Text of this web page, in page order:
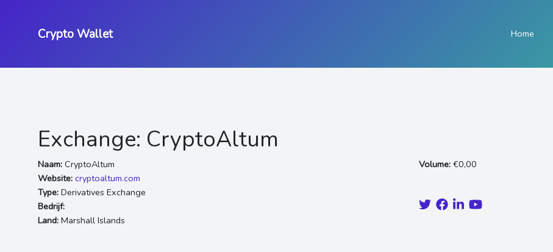
Crypto Wallet Home
Exchange: CryptoAltum
Naam: CryptoAltum
Website: cryptoaltum.com
Type: Derivatives Exchange
Bedrijf:
Land: Marshall Islands
Volume: €0,00